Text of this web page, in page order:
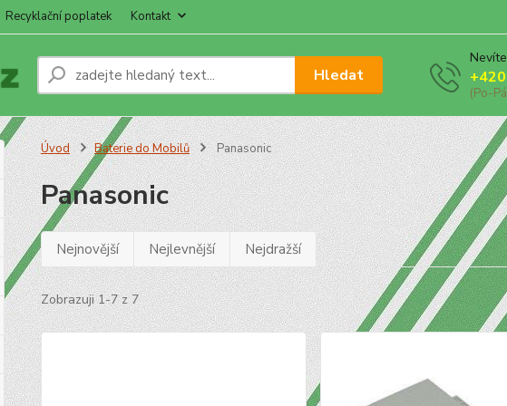
Recyklační poplatek Kontakt
Hledat
(Po-
Úvod Baterie do Mobilů Panasonic
Panasonic
Nejnovější Nejlevnější Nejdražší
Zobrazuji 1-7 z 7